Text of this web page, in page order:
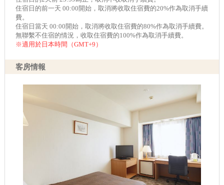
住宿日的前一天 00:00開始，取消將收取住宿費的20%作為取消手續
費。
住宿日當天 00:00開始，取消將收取住宿費的80%作為取消手續費。
無聯繫不住宿的情況，收取住宿費的100%作為取消手續費。
※適用於日本時間（GMT+9）
客房情報